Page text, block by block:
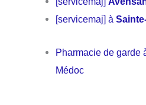
[servicemaj] à
Pharmacie de garde
Médoc